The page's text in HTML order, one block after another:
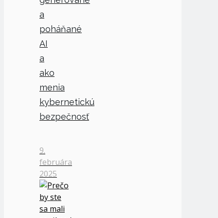
a
poháňané
AI
a
ako
menia
kybernetickú
bezpečnosť
9.
februára
2025